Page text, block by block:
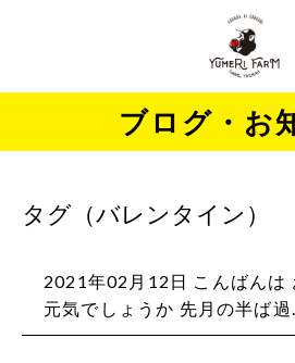
ブログ・お
タグ（バレンタイン）
2021年02月12日 こんばんは
元気でしょうか️ 先月の半ば